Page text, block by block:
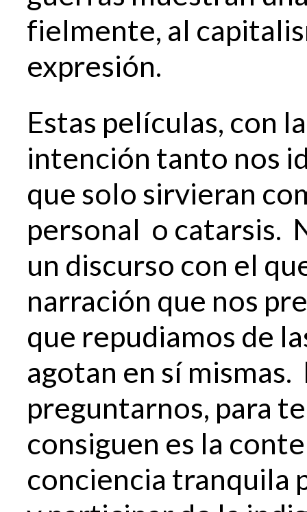
fielmente, al
expresión.
Estas películas, con
intención tanto nos
que solo sirvieran
personal o catarsis.
un discurso con el
narración que nos
que repudiamos de
agotan en sí
preguntarnos, para
consiguen es la
conciencia tranquila